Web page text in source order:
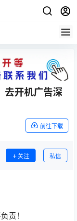
去开机广告深
前往下载
关注 私信
责！